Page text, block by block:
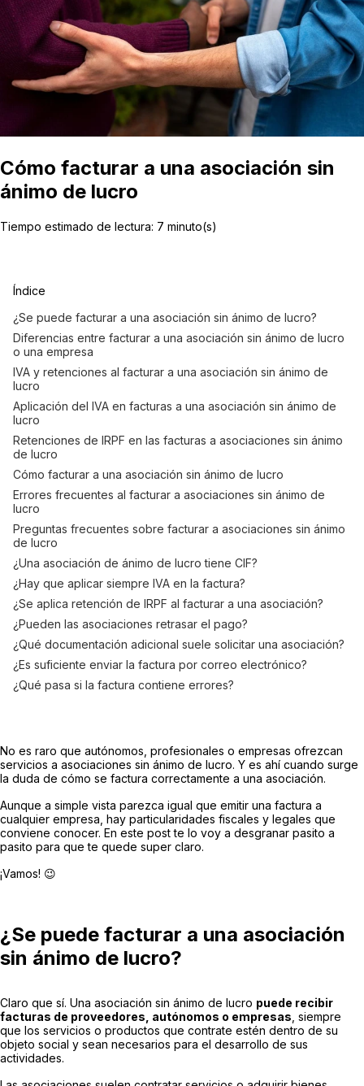
Cómo facturar a una asociación sin
ánimo de lucro
Tiempo estimado de lectura: 7 minuto(s)
Índice
¿Se puede facturar a una asociación sin ánimo de lucro?
Diferencias entre facturar a una asociación sin ánimo de lucro
o una empresa
IVA y retenciones al facturar a una asociación sin ánimo de
lucro
Aplicación del IVA en facturas a una asociación sin ánimo de
lucro
Retenciones de IRPF en las facturas a asociaciones sin ánimo
de lucro
Cómo facturar a una asociación sin ánimo de lucro
Errores frecuentes al facturar a asociaciones sin ánimo de
lucro
Preguntas frecuentes sobre facturar a asociaciones sin ánimo
de lucro
¿Una asociación de ánimo de lucro tiene CIF?
¿Hay que aplicar siempre IVA en la factura?
¿Se aplica retención de IRPF al facturar a una asociación?
¿Pueden las asociaciones retrasar el pago?
¿Qué documentación adicional suele solicitar una asociación?
¿Es suficiente enviar la factura por correo electrónico?
¿Qué pasa si la factura contiene errores?
No es raro que autónomos, profesionales o empresas ofrezcan
servicios a asociaciones sin ánimo de lucro. Y es ahí cuando surge
la duda de cómo se factura correctamente a una asociación.
Aunque a simple vista parezca igual que emitir una factura a
cualquier empresa, hay particularidades fiscales y legales que
conviene conocer. En este post te lo voy a desgranar pasito a
pasito para que te quede super claro.
¡Vamos! 😉
¿Se puede facturar a una asociación
sin ánimo de lucro?
Claro que sí. Una asociación sin ánimo de lucro puede recibir
facturas de proveedores, autónomos o empresas , siempre
que los servicios o productos que contrate estén dentro de su
objeto social y sean necesarios para el desarrollo de sus
actividades.